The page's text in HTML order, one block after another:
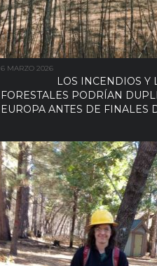
6 MARZO 2026
LOS INCENDIOS Y
FORESTALES PODRÍAN
EUROPA ANTES DE FINALES